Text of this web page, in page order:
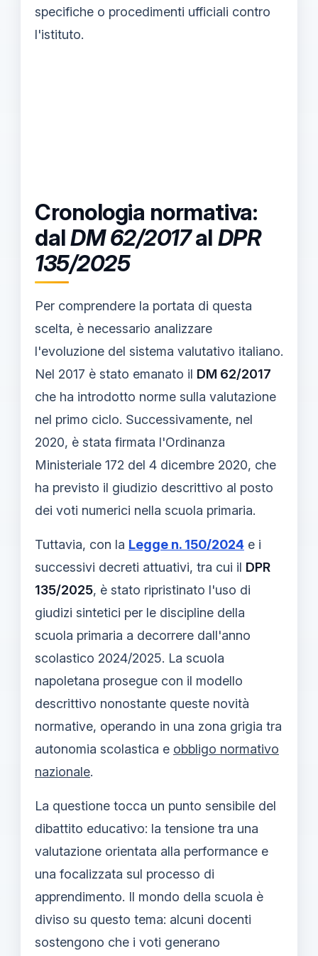
specifiche o procedimenti ufficiali contro
l'istituto.
Cronologia normativa:
dalDM 62/2017al DPR
135/2025
Per comprendere la portata di questa
scelta, è necessario analizzare
l'evoluzione del sistema valutativo italiano.
Nel 2017 è stato emanato il DM 62/2017
che ha introdotto norme sulla valutazione
nel primo ciclo. Successivamente, nel
2020, è stata firmata l'Ordinanza
Ministeriale 172 del 4 dicembre 2020, che
ha previsto il giudizio descrittivo al posto
dei voti numerici nella scuola primaria.
Tuttavia, con la Legge n. 150/2024 e i
successivi decreti attuativi, tra cui il DPR
135/2025, è stato ripristinato l'uso di
giudizi sintetici per le discipline della
scuola primaria a decorrere dall'anno
scolastico 2024/2025. La scuola
napoletana prosegue con il modello
descrittivo nonostante queste novità
normative, operando in una zona grigia tra
autonomia scolastica e obbligo normativo
nazionale.
La questione tocca un punto sensibile del
dibattito educativo: la tensione tra una
valutazione orientata alla performance e
una focalizzata sul processo di
apprendimento. Il mondo della scuola è
diviso su questo tema: alcuni docenti
sostengono che i voti generano